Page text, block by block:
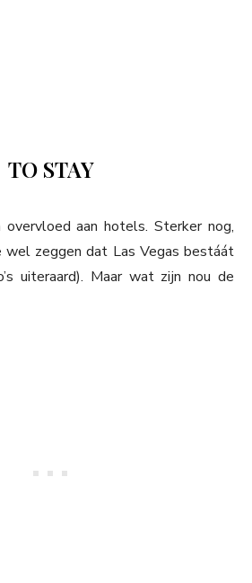
TO STAY
aan hotels. Sterker nog,
wel zeggen dat Las Vegas bestáát
uiteraard). Maar wat zijn nou de